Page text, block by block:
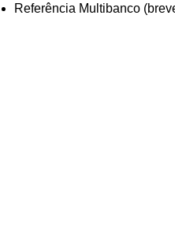
Referência Multibanco